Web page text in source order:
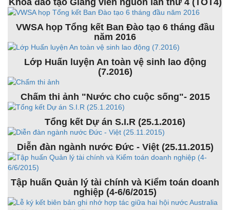
Khóa đào tạo Giảng viên nguồn lần thứ 4 (TOT4)
VWSA họp Tổng kết Ban Đào tạo 6 tháng đầu
năm 2016
Lớp Huấn luyện An toàn vệ sinh lao động
(7.2016)
Chấm thi ảnh "Nước cho cuộc sống"- 2015
Tổng kết Dự án S.I.R (25.1.2016)
Diễn đàn ngành nước Đức - Việt (25.11.2015)
Tập huấn Quản lý tài chính và Kiểm toán doanh
nghiệp (4-6/6/2015)